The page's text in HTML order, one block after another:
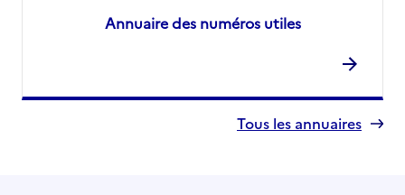
Annuaire des numéros utiles
Tous les annuaires